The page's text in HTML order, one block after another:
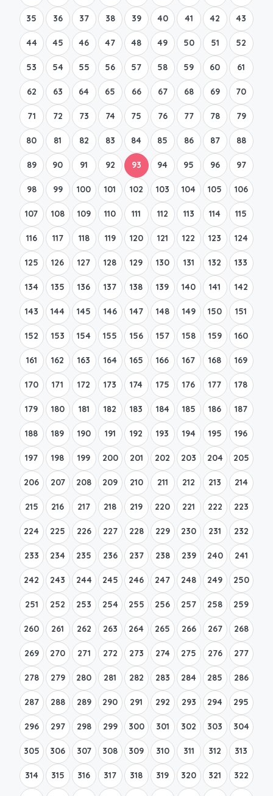
35 36 37 38 39 40 41 42 43
44 45 46 47 48 49 50 51 52
53 54 55 56 57 58 59 60 61
62 63 64 65 66 67 68 69 70
71 72 73 74 75 76 77 78 79
80 81 82 83 84 85 86 87 88
89 90 91 92 93 94 95 96 97
98 99 100 101 102 103 104 105 106
107 108 109 110 111 112 113 114 115
116 117 118 119 120 121 122 123 124
125 126 127 128 129 130 131 132 133
134 135 136 137 138 139 140 141 142
143 144 145 146 147 148 149 150 151
152 153 154 155 156 157 158 159 160
161 162 163 164 165 166 167 168 169
170 171 172 173 174 175 176 177 178
179 180 181 182 183 184 185 186 187
188 189 190 191 192 193 194 195 196
197 198 199 200 201 202 203 204 205
206 207 208 209 210 211 212 213 214
215 216 217 218 219 220 221 222 223
224 225 226 227 228 229 230 231 232
233 234 235 236 237 238 239 240 241
242 243 244 245 246 247 248 249 250
251 252 253 254 255 256 257 258 259
260 261 262 263 264 265 266 267 268
269 270 271 272 273 274 275 276 277
278 279 280 281 282 283 284 285 286
287 288 289 290 291 292 293 294 295
296 297 298 299 300 301 302 303 304
305 306 307 308 309 310 311 312 313
314 315 316 317 318 319 320 321 322